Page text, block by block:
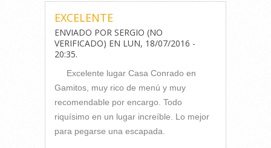
EXCELENTE
ENVIADO POR SERGIO (NO
VERIFICADO) EN LUN, 18/07/2016 -
20:35.
Excelente lugar Casa Conrado en
Gamitos, muy rico de menú y muy
recomendable por encargo. Todo
riquísimo en un lugar increíble. Lo mejor
para pegarse una escapada.